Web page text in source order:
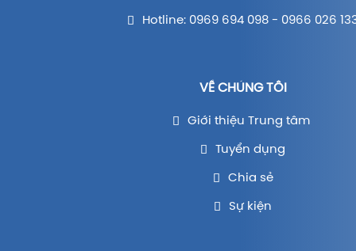
Hotline: 0969 694 098 - 0966 026
VỀ CHÚNG TÔI
Giới thiệu Trung tâm
Tuyển dụng
Chia sẻ
Sự kiện